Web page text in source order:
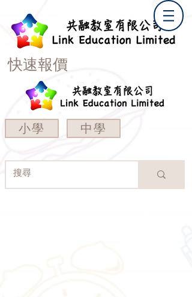
快速報價
小學 中學